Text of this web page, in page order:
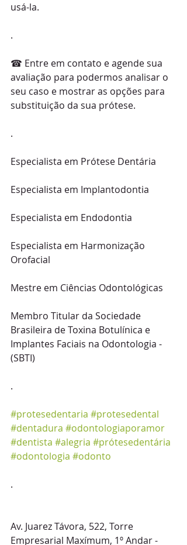
usá-la.
.
☎ Entre em contato e agende sua
avaliação para podermos analisar o
seu caso e mostrar as opções para
substituição da sua prótese.
.
Especialista em Prótese Dentária
Especialista em Implantodontia
Especialista em Endodontia
Especialista em Harmonização
Orofacial
Mestre em Ciências Odontológicas
Membro Titular da Sociedade
Brasileira de Toxina Botulínica e
Implantes Faciais na Odontologia -
(SBTI)
.
#protesedentaria #protesedental
#dentadura #odontologiaporamor
#dentista #alegria #prótesedentária
#odontologia #odonto
.
Av. Juarez Távora, 522, Torre
Empresarial Maxímum, 1º Andar -